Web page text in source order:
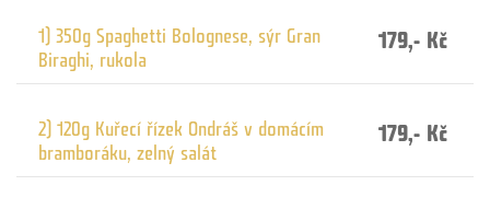
1) 350g Spaghetti Bolognese, sýr Gran
Biraghi, rukola 179,- Kč
2) 120g Kuřecí řízek Ondráš v domácím
bramboráku, zelný salát 179,- Kč